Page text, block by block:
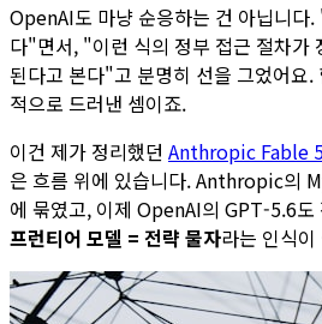
OpenAI도 마냥 순응하는 건 아닙니다
다"면서, "이런 식의 정부 접근 절차가
된다고 본다"고 분명히 선을 그었어요.
적으로 드러낸 셈이죠.
이건 제가 정리했던 Anthropic Fable
은 흐름 위에 있습니다. Anthropic의
에 묶였고, 이제 OpenAI의 GPT-5.6도
프런티어 모델 = 전략 물자라는 인식